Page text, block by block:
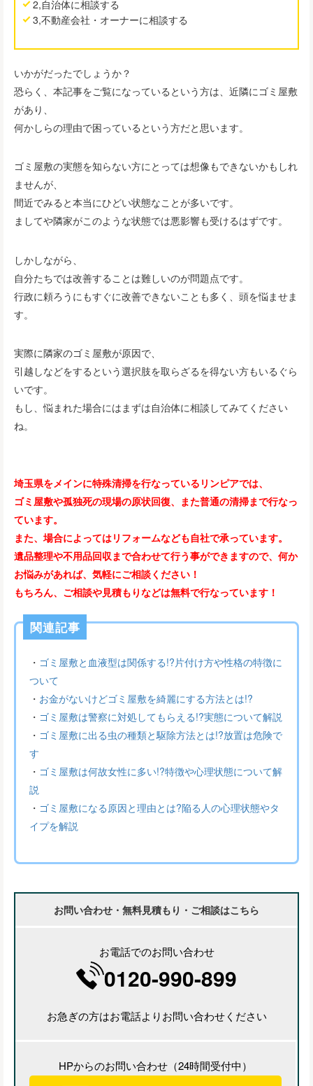
2,自治体に相談する
3,不動産会社・オーナーに相談する
いかがだったでしょうか？
恐らく、本記事をご覧になっているという方は、近隣にゴミ屋敷
があり、
何かしらの理由で困っているという方だと思います。
ゴミ屋敷の実態を知らない方にとっては想像もできないかもしれ
ませんが、
間近でみると本当にひどい状態なことが多いです。
ましてや隣家がこのような状態では悪影響も受けるはずです。
しかしながら、
自分たちでは改善することは難しいのが問題点です。
行政に頼ろうにもすぐに改善できないことも多く、頭を悩ませま
す。
実際に隣家のゴミ屋敷が原因で、
引越しなどをするという選択肢を取らざるを得ない方もいるぐら
いです。
もし、悩まれた場合にはまずは自治体に相談してみてください
ね。
埼玉県をメインに特殊清掃を行なっているリンピアでは、
ゴミ屋敷や孤独死の現場の原状回復、また普通の清掃まで行なっ
ています。
また、場合によってはリフォームなども自社で承っています。
遺品整理や不用品回収まで合わせて行う事ができますので、何か
お悩みがあれば、気軽にご相談ください！
もちろん、ご相談や見積もりなどは無料で行なっています！
関連記事
・ ゴミ屋敷と血液型は関係する!?片付け方や性格の特徴に
ついて
・ お金がないけどゴミ屋敷を綺麗にする方法とは!?
・ ゴミ屋敷は警察に対処してもらえる!?実態について解説
・ ゴミ屋敷に出る虫の種類と駆除方法とは!?放置は危険で
す
・ ゴミ屋敷は何故女性に多い!?特徴や心理状態について解
説
・ ゴミ屋敷になる原因と理由とは?陥る人の心理状態やタ
イプを解説
お問い合わせ・無料見積もり・ご相談はこちら
お電話でのお問い合わせ
0120-990-899
お急ぎの方はお電話よりお問い合わせください
HPからのお問い合わせ（24時間受付中）